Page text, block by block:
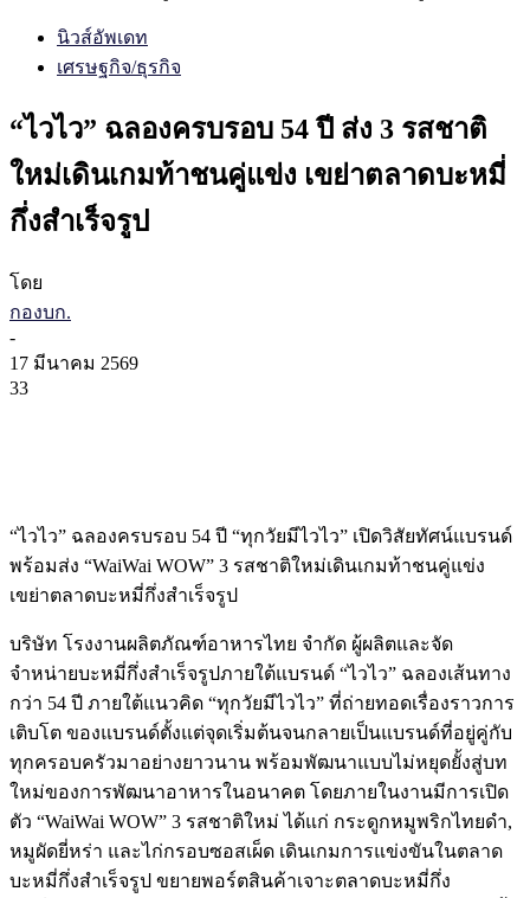
นิวส์อัพเดท
เศรษฐกิจ/ธุรกิจ
“ไวไว” ฉลองครบรอบ 54 ปี ส่ง 3 รสชาติ
ใหม่เดินเกมท้าชนคู่แข่ง เขย่าตลาดบะหมี่
กึ่งสำเร็จรูป
โดย
กองบก.
-
17 มีนาคม 2569
33
“ไวไว” ฉลองครบรอบ 54 ปี “ทุกวัยมีไวไว” เปิดวิสัยทัศน์แบรนด์
พร้อมส่ง “WaiWai WOW” 3 รสชาติใหม่เดินเกมท้าชนคู่แข่ง
เขย่าตลาดบะหมี่กึ่งสำเร็จรูป
บริษัท โรงงานผลิตภัณฑ์อาหารไทย จำกัด ผู้ผลิตและจัด
จำหน่ายบะหมี่กึ่งสำเร็จรูปภายใต้แบรนด์ “ไวไว” ฉลองเส้นทาง
กว่า 54 ปี ภายใต้แนวคิด “ทุกวัยมีไวไว” ที่ถ่ายทอดเรื่องราวการ
เติบโต ของแบรนด์ตั้งแต่จุดเริ่มต้นจนกลายเป็นแบรนด์ที่อยู่คู่กับ
ทุกครอบครัวมาอย่างยาวนาน พร้อมพัฒนาแบบไม่หยุดยั้งสู่บท
ใหม่ของการพัฒนาอาหารในอนาคต โดยภายในงานมีการเปิด
ตัว “WaiWai WOW” 3 รสชาติใหม่ ได้แก่ กระดูกหมูพริกไทยดำ,
หมูผัดยี่หร่า และไก่กรอบซอสเผ็ด เดินเกมการแข่งขันในตลาด
บะหมี่กึ่งสำเร็จรูป ขยายพอร์ตสินค้าเจาะตลาดบะหมี่กึ่ง